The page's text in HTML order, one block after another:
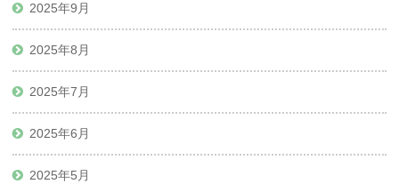
2025年9月
2025年8月
2025年7月
2025年6月
2025年5月